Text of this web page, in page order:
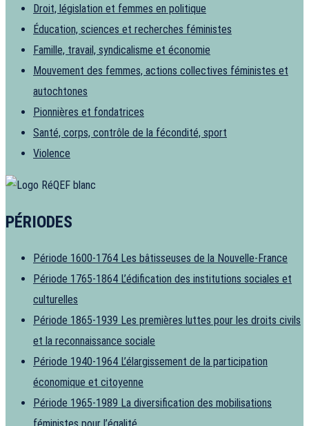
Droit, législation et femmes en politique
Éducation, sciences et recherches féministes
Famille, travail, syndicalisme et économie
Mouvement des femmes, actions collectives féministes et
autochtones
Pionnières et fondatrices
Santé, corps, contrôle de la fécondité, sport
Violence
PÉRIODES
Période 1600-1764 Les bâtisseuses de la Nouvelle-France
Période 1765-1864 L’édification des institutions sociales et
culturelles
Période 1865-1939 Les premières luttes pour les droits civils
et la reconnaissance sociale
Période 1940-1964 L’élargissement de la participation
économique et citoyenne
Période 1965-1989 La diversification des mobilisations